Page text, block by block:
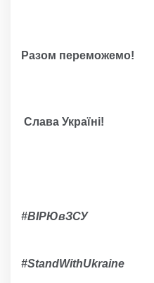
Разом переможемо!
Слава Україні!
#ВІРЮвЗСУ
#StandWithUkraine